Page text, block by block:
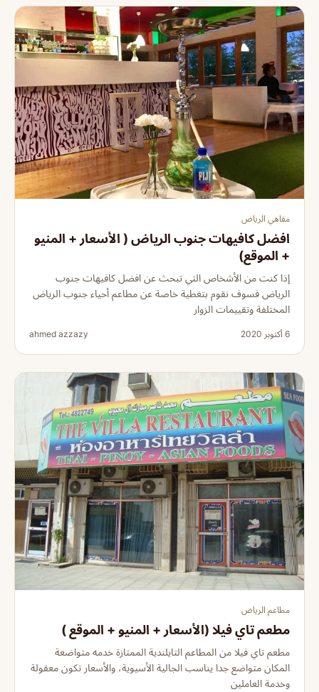
مقاهي الرياض
افضل كافيهات جنوب الرياض ( الأسعار + المنيو
+ الموقع)
إذا كنت من الأشخاص التي تبحث عن افضل كافيهات جنوب
الرياض فسوف نقوم بتغطية خاصة عن مطاعم أحياء جنوب الرياض
المختلفة وتقييمات الزوار
6 أكتوبر 2020 ahmed azzazy
مطاعم الرياض
مطعم تاي فيلا (الأسعار + المنيو + الموقع )
مطعم تاي فيلا من المطاعم التايلندية الممتازة خدمه متواضعة
المكان متواضع جدا يناسب الجالية الأسيوية، والأسعار تكون معقولة
وخدمة العاملين